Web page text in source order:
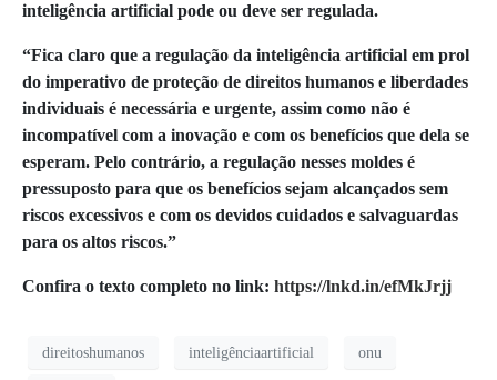
inteligência artificial pode ou deve ser regulada.
“Fica claro que a regulação da inteligência artificial em prol
do imperativo de proteção de direitos humanos e liberdades
individuais é necessária e urgente, assim como não é
incompatível com a inovação e com os benefícios que dela se
esperam. Pelo contrário, a regulação nesses moldes é
pressuposto para que os benefícios sejam alcançados sem
riscos excessivos e com os devidos cuidados e salvaguardas
para os altos riscos.”
Confira o texto completo no link: https://lnkd.in/efMkJrjj
direitoshumanos inteligênciaartificial onu